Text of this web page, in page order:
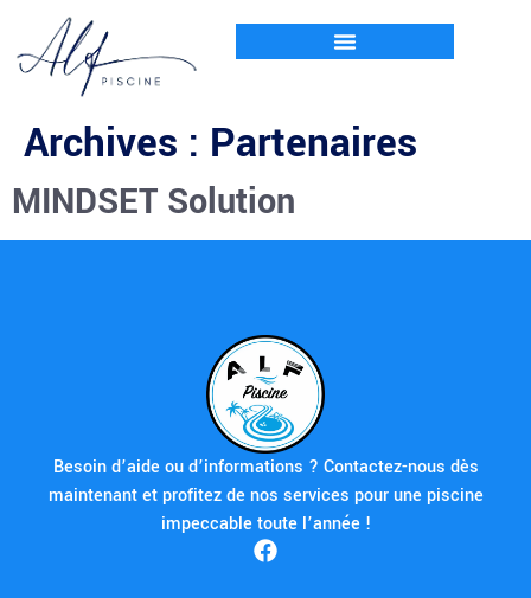
Archives : Partenaires
MINDSET Solution
Besoin d’aide ou d’informations ? Contactez-nous dès
maintenant et profitez de nos services pour une piscine
impeccable toute l’année !